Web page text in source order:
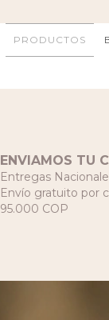
PRODUCTOS
ENVIAMOS TU
Entregas
Envío gratuito por
95.000 COP